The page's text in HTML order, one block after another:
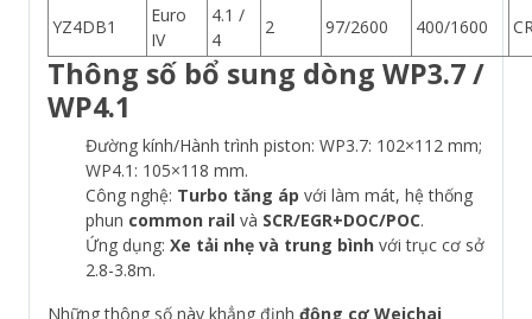
YZ4DB1
Euro
IV
4.1 /
4
2 97/2600 400/1600
Thông số bổ sung dòng WP3.7 /
WP4.1
Đường kính/Hành trình piston: WP3.7: 102×112 mm;
WP4.1: 105×118 mm.
Công nghệ: Turbo tăng áp với làm mát, hệ thống
phun common rail và SCR/EGR+DOC/POC.
Ứng dụng: Xe tải nhẹ và trung bình với trục cơ sở
2.8-3.8m.
Những thông số này khẳng định động cơ Weichai